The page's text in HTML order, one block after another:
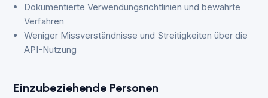
Dokumentierte Verwendungsrichtlinien und bewährte
Verfahren
Weniger Missverständnisse und Streitigkeiten über die
API-Nutzung
Einzubeziehende Personen